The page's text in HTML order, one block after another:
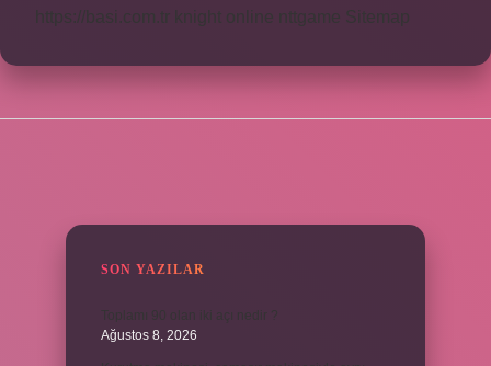
https://basi.com.tr knight online nttgame Sitemap
SON YAZILAR
Ağustos 8, 2026